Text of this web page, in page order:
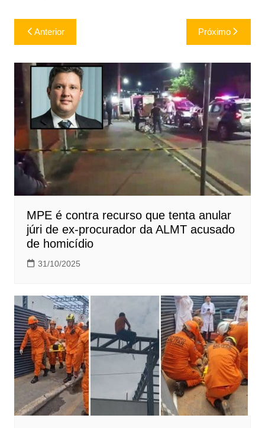
Navegação
de
Post
Anterior Próximo
MPE é contra recurso que tenta anular
júri de ex-procurador da ALMT acusado
de homicídio
31/10/2025